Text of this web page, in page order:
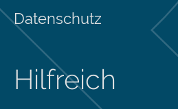
Datenschutz
Hilfreich